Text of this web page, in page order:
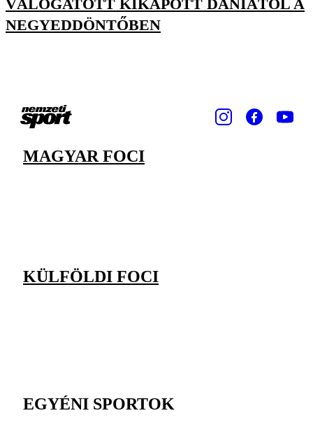
VÁLOGATOTT KIKAPOTT DÁNIÁTÓL A
NEGYEDDÖNTŐBEN
MAGYAR FOCI
KÜLFÖLDI FOCI
EGYÉNI SPORTOK